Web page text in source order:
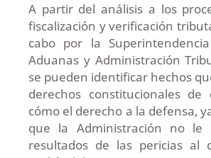
A partir del análisis a los
fiscalización y verificación
cabo por la
Aduanas y Administración
se pueden identificar hechos
derechos constitucionales de
cómo el derecho a la defensa,
que la Administración no le
resultados de las pericias al